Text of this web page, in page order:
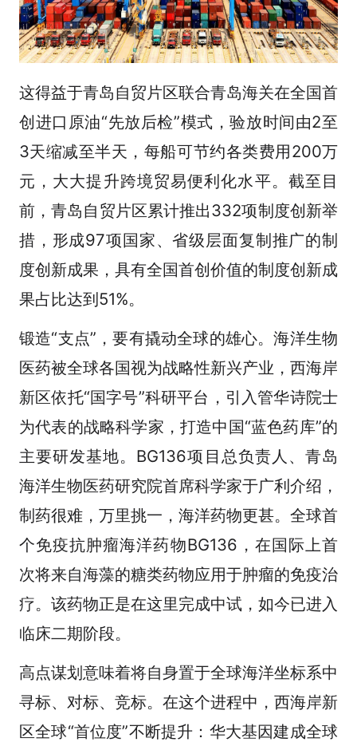
这得益于青岛自贸片区联合青岛海关在全国首
创进口原油“先放后检”模式，验放时间由2至
3天缩减至半天，每船可节约各类费用200万
元，大大提升跨境贸易便利化水平。截至目
前，青岛自贸片区累计推出332项制度创新举
措，形成97项国家、省级层面复制推广的制
度创新成果，具有全国首创价值的制度创新成
果占比达到51%。
锻造“支点”，要有撬动全球的雄心。海洋生物
医药被全球各国视为战略性新兴产业，西海岸
新区依托“国字号”科研平台，引入管华诗院士
为代表的战略科学家，打造中国“蓝色药库”的
主要研发基地。BG136项目总负责人、青岛
海洋生物医药研究院首席科学家于广利介绍，
制药很难，万里挑一，海洋药物更甚。全球首
个免疫抗肿瘤海洋药物BG136，在国际上首
次将来自海藻的糖类药物应用于肿瘤的免疫治
疗。该药物正是在这里完成中试，如今已进入
临床二期阶段。
高点谋划意味着将自身置于全球海洋坐标系中
寻标、对标、竞标。在这个进程中，西海岸新
区全球“首位度”不断提升：华大基因建成全球